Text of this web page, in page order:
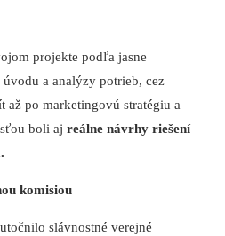
projekte podľa jasne
a analýzy potrieb, cez
až po marketingovú stratégiu a
boli aj reálne návrhy riešení
.
komisiou
slávnostné verejné